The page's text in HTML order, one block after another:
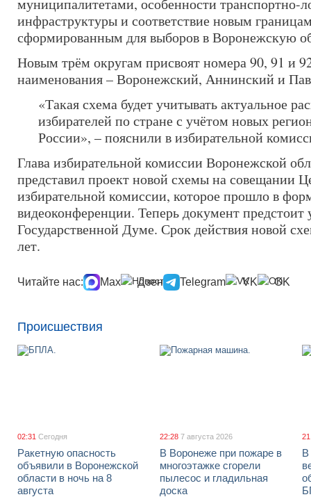
муниципалитетами, особенности транспортно-
инфраструктуры и соответствие новым
сформированным для выборов в Воронежскую
Новым трём округам присвоят номера 90, 91 и
наименования – Воронежский, Аннинский и
«Такая схема будет учитывать актуальное
избирателей по стране с учётом новых
России», – пояснили в избирательной
Глава избирательной комиссии Воронежской
представил проект новой схемы на совещании
избирательной комиссии, которое прошло в
видеоконференции. Теперь документ предстоит
Государственной Думе. Срок действия новой
лет.
Читайте нас: Max Дзен Telegram VK OK
Происшествия
02:31 Сегодня
Ракетную опасность
объявили в Воронежской
области в ночь на 8
августа
22:28 7 августа 2026
В Воронеже при пожаре в
многоэтажке сгорели
пылесос и гладильная
доска
В